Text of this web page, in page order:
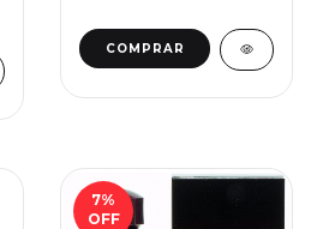
COMPRAR
7%
OFF